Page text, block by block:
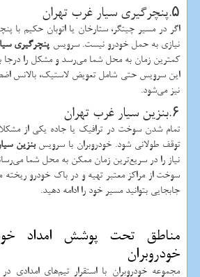
۵.پنچرگیری سیار غرب تهران
اگر در مسیر چیتگر، ستارخان یا اتوبان حکیم با
نیازی به حمل خودرو نیست. سرویس پنچرگیری
کمترین زمان به محل شما می‌رسد و مشکل را
این سرویس حتی شامل تعویض لاستیک، بالانس
نیز می‌شود.
۶.بنزین سیار غرب تهران
تمام شدن سوخت در ترافیک یا جاده یکی از
توقف طولانی شود. خودروبران با سرویسبنزین
نیاز را در سریع‌ترین زمان ممکن به محل شما
سوخت از مراکز معتبر تهیه و در باک خودرو ریخته
جابجایی بتوانید مسیر خود را ادامه دهید.
مناطق تحت پوشش امداد
خودروبران
مجموعه خودروبران با استقرار تیم‌های امدادی